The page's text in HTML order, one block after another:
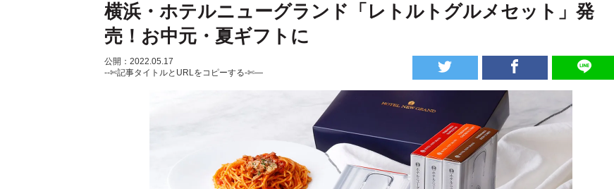
横浜・ホテルニューグランド「レトルトグルメセット」発
売！お中元・夏ギフトに
公開：2022.05.17
--✄記事タイトルとURLをコピーする-✄—